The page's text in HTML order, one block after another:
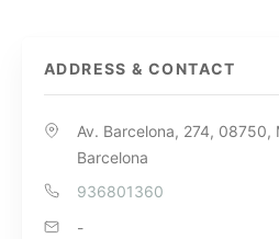
ADDRESS & CONTACT
Av. Barcelona, 274, 08750,
Barcelona
936801360
-